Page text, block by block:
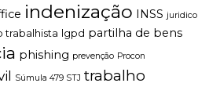
indenização INSS juridico
trabalhista lgpd partilha de bens
phishing prevenção Procon
Súmula 479 STJ trabalho